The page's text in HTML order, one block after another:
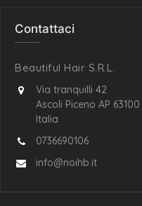
Contattaci
Beautiful Hair S.R.L.
Via tranquilli 42
Ascoli Piceno AP 63100
Italia
0736690106
info@noihb.it